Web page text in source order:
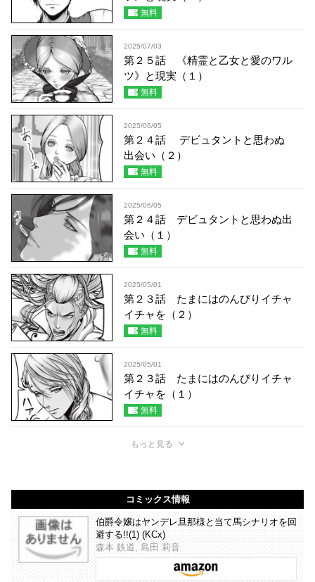
無料
2025/07/03
第２５話 《精霊と乙女と愛のワル
ツ》と現実（１）
無料
2025/06/05
第２４話 デビュタントと思わぬ
出会い（２）
無料
2025/06/05
第２４話 デビュタントと思わぬ出
会い（１）
無料
2025/05/01
第２３話 たまにはのんびりイチャ
イチャを（２）
無料
2025/05/01
第２３話 たまにはのんびりイチャ
イチャを（１）
無料
もっと見る
コミックス情報
伯爵令嬢はヤンデレ旦那様と当て馬シナリオを回
避する!!(1) (KCx)
森本 鉄道, 島田 莉音